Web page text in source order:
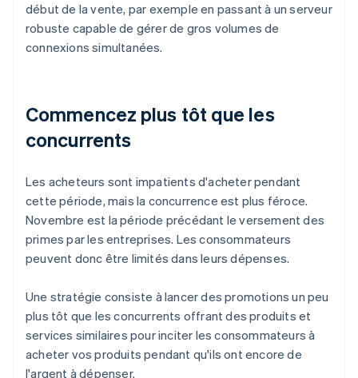
début de la vente, par exemple en passant à un serveur
robuste capable de gérer de gros volumes de
connexions simultanées.
Commencez plus tôt que les
concurrents
Les acheteurs sont impatients d'acheter pendant
cette période, mais la concurrence est plus féroce.
Novembre est la période précédant le versement des
primes par les entreprises. Les consommateurs
peuvent donc être limités dans leurs dépenses.
Une stratégie consiste à lancer des promotions un peu
plus tôt que les concurrents offrant des produits et
services similaires pour inciter les consommateurs à
acheter vos produits pendant qu'ils ont encore de
l'argent à dépenser.